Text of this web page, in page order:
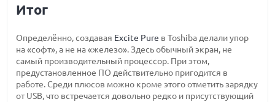
Итог
Определённо, создавая Excite Pure в Toshiba делали упор
на «софт», а не на «железо». Здесь обычный экран, не
самый производительный процессор. При этом,
предустановленное ПО действительно пригодится в
работе. Среди плюсов можно кроме этого отметить зарядку
от USB, что встречается довольно редко и присутствующий